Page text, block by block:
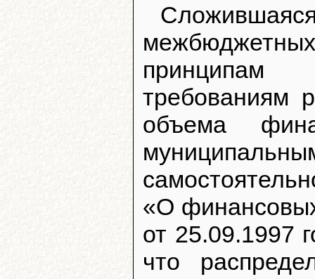
требованиям
объема
«О
от 25.09.1997
что